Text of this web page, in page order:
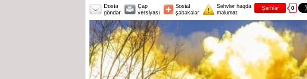
Dosta
göndər
Çap
versiyası
Sosial
şəbəkələr
Səhvlər haqda
məlumat
Şərhlər 0